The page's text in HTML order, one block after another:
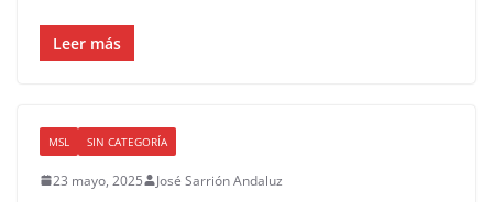
Leer más
MSL SIN CATEGORÍA
23 mayo, 2025 José Sarrión Andaluz